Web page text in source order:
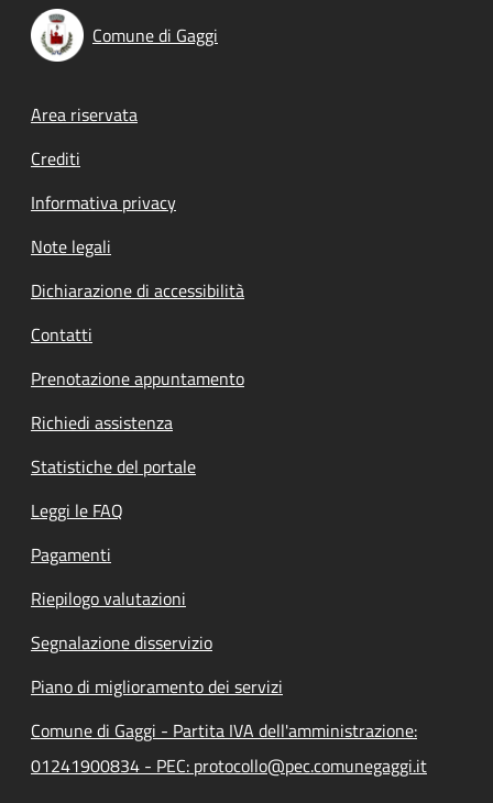
Comune di Gaggi
Footer menu
Area riservata
Crediti
Informativa privacy
Note legali
Dichiarazione di accessibilità
Contatti
Prenotazione appuntamento
Richiedi assistenza
Statistiche del portale
Leggi le FAQ
Pagamenti
Riepilogo valutazioni
Segnalazione disservizio
Piano di miglioramento dei servizi
Comune di Gaggi - Partita IVA dell'amministrazione:
01241900834 - PEC: protocollo@pec.comunegaggi.it